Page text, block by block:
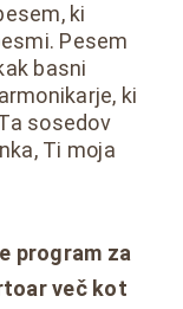
ki
Pesem
basni
ki
sosedov
Ti moja
program za
več kot